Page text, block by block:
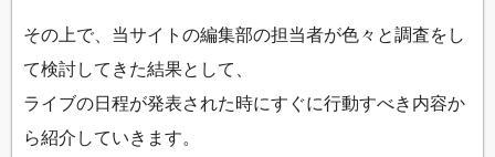
その上で、当サイトの編集部の担当者が色々と調査をし
て検討してきた結果として、
ライブの日程が発表された時にすぐに行動すべき内容か
ら紹介していきます。